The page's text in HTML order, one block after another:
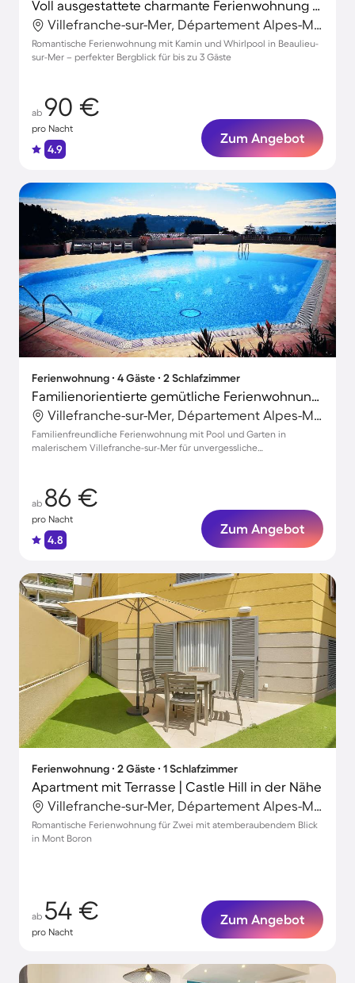
Voll ausgestattete charmante Ferienwohnung mit Whirlpool und Grill | Bergblick | Nah am Strand
Villefranche-sur-Mer, Département Alpes-Maritimes, Frankreich
Romantische Ferienwohnung mit Kamin und Whirlpool in Beaulieu-
sur-Mer – perfekter Bergblick für bis zu 3 Gäste
ab 90 €
pro Nacht
4.9
Zum Angebot
Ferienwohnung ∙ 4 Gäste ∙ 2 Schlafzimmer
Familienorientierte gemütliche Ferienwohnung mit Garten, Pool und Terrasse | Nah am Strand
Villefranche-sur-Mer, Département Alpes-Maritimes, Frankreich
Familienfreundliche Ferienwohnung mit Pool und Garten in
malerischem Villefranche-sur-Mer für unvergessliche
ab 86 €
pro Nacht
4.8
Zum Angebot
Ferienwohnung ∙ 2 Gäste ∙ 1 Schlafzimmer
Apartment mit Terrasse | Castle Hill in der Nähe
Villefranche-sur-Mer, Département Alpes-Maritimes, Frankreich
Romantische Ferienwohnung für Zwei mit atemberaubendem Blick
in Mont Boron
ab 54 €
pro Nacht
Zum Angebot